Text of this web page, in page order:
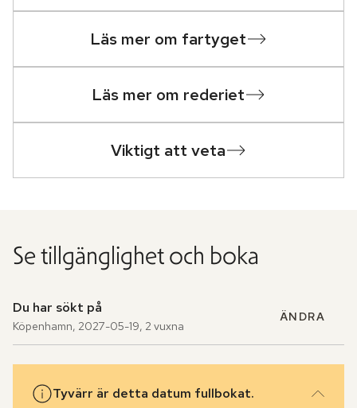
Läs mer om fartyget
Läs mer om rederiet
Viktigt att veta
Se tillgänglighet och boka
Du har sökt på
Köpenhamn, 2027-05-19, 2 vuxna
ÄNDRA
Tyvärr är detta datum fullbokat.